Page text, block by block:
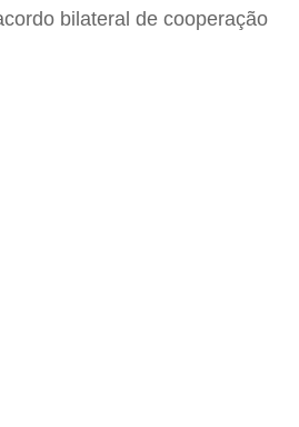
bilateral de cooperação